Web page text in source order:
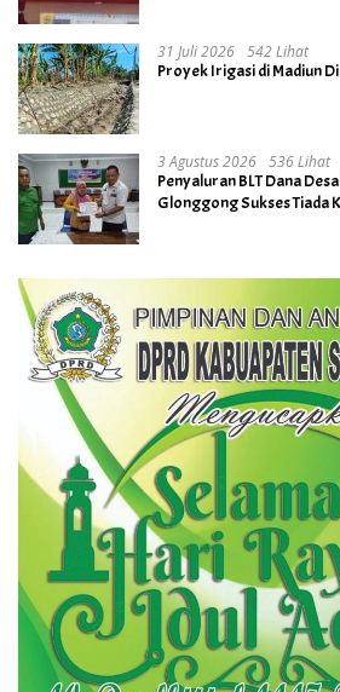
31 Juli 2026 542 Lihat
Proyek Irigasi di Madiun
3 Agustus 2026 536 Lihat
Penyaluran BLT Dana
Glonggong Sukses Tiada